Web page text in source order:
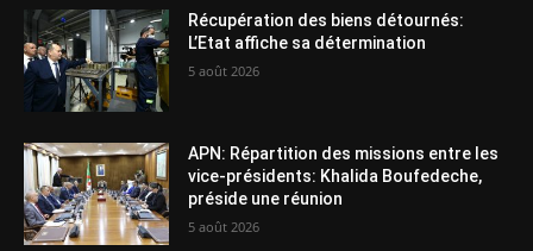
Récupération des biens détournés:
L’Etat affiche sa détermination
5 août 2026
APN: Répartition des missions entre les
vice-présidents: Khalida Boufedeche,
préside une réunion
5 août 2026